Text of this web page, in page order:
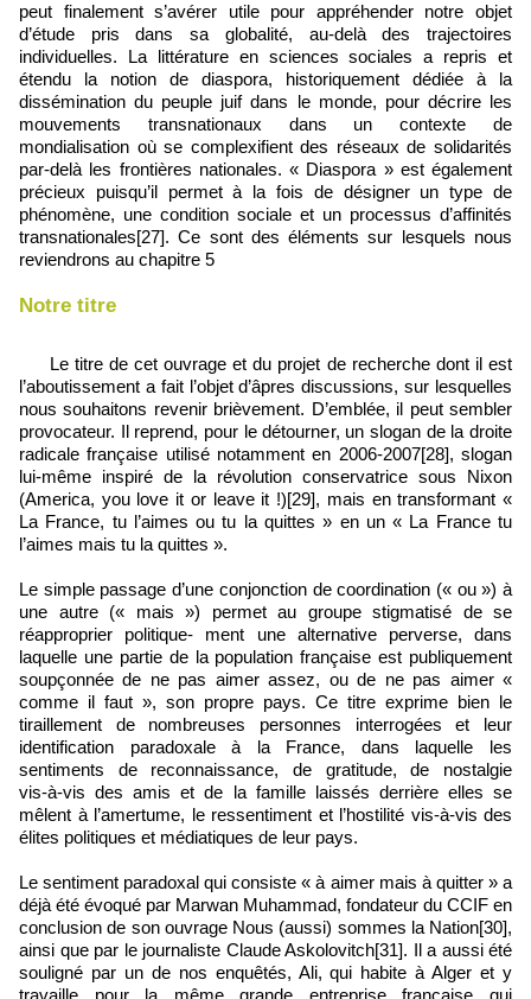
peut finalement s’avérer utile pour appréhender notre objet
d’étude pris dans sa globalité, au‑delà des trajectoires
individuelles. La littérature en sciences sociales a repris et
étendu la notion de diaspora, historiquement dédiée à la
dissémination du peuple juif dans le monde, pour décrire les
mouvements transnationaux dans un contexte de
mondialisation où se complexifient des réseaux de solidarités
par‑delà les frontières nationales. « Diaspora » est également
précieux puisqu’il permet à la fois de désigner un type de
phénomène, une condition sociale et un processus d’affinités
transnationales[27]. Ce sont des éléments sur lesquels nous
reviendrons au chapitre 5
Notre titre
Le titre de cet ouvrage et du projet de recherche dont il est
l’aboutissement a fait l’objet d’âpres discussions, sur lesquelles
nous souhaitons revenir brièvement. D’emblée, il peut sembler
provocateur. Il reprend, pour le détourner, un slogan de la droite
radicale française utilisé notamment en 2006‑2007[28], slogan
lui‑même inspiré de la révolution conservatrice sous Nixon
(America, you love it or leave it !)[29], mais en transformant «
La France, tu l’aimes ou tu la quittes » en un « La France tu
l’aimes mais tu la quittes ».
Le simple passage d’une conjonction de coordination (« ou ») à
une autre (« mais ») permet au groupe stigmatisé de se
réapproprier politique‑ ment une alternative perverse, dans
laquelle une partie de la population française est publiquement
soupçonnée de ne pas aimer assez, ou de ne pas aimer «
comme il faut », son propre pays. Ce titre exprime bien le
tiraillement de nombreuses personnes interrogées et leur
identification paradoxale à la France, dans laquelle les
sentiments de reconnaissance, de gratitude, de nostalgie
vis‑à‑vis des amis et de la famille laissés derrière elles se
mêlent à l’amertume, le ressentiment et l’hostilité vis‑à‑vis des
élites politiques et médiatiques de leur pays.
Le sentiment paradoxal qui consiste « à aimer mais à quitter » a
déjà été évoqué par Marwan Muhammad, fondateur du CCIF en
conclusion de son ouvrage Nous (aussi) sommes la Nation[30],
ainsi que par le journaliste Claude Askolovitch[31]. Il a aussi été
souligné par un de nos enquêtés, Ali, qui habite à Alger et y
travaille pour la même grande entreprise française qui